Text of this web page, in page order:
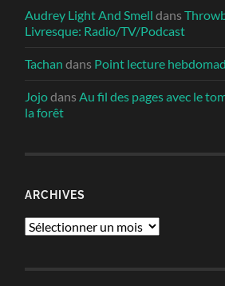
Audrey Light And Smell dans
Livresque: Radio/TV/Podcast
Tachan dans Point lecture
JojodansAu fil des pages avec le
la forêt
ARCHIVES
Archives